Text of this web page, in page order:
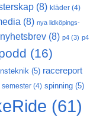
(8) kläder(4)
(8) nya lidköpings-
nyhetsbrev(8) p4(3) p4
(16)
(5) racereport
semester(4) spinning(5)
(61)